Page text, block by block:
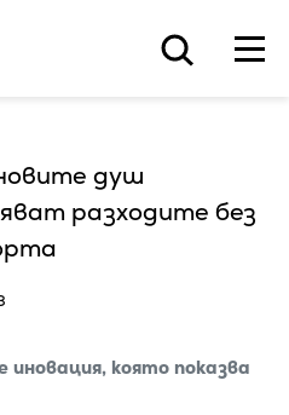
душ
разходите без
иновация, която показва